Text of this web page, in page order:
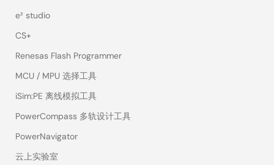
e² studio
CS+
Renesas Flash Programmer
MCU / MPU 选择工具
iSim:PE 离线模拟工具
PowerCompass 多轨设计工具
PowerNavigator
云上实验室